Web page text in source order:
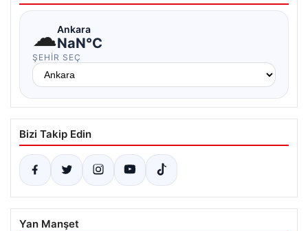
☁Ankara
NaN°C
ŞEHIR SEÇ
Bizi Takip Edin
Yan Manşet